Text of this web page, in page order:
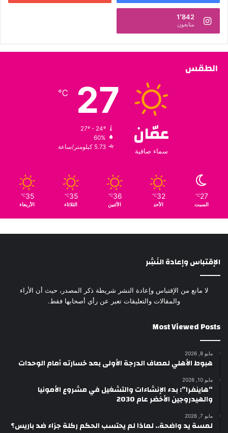
1٬842
متابعون
الطقس
عمّان
سماء صافية
27
℃
27º - 24º
60%
5.73 كيلومتر/ساعة
27
℃
السبت
32
℃
الأحد
36
℃
الأثنين
35
℃
الثلاثاء
35
℃
الأربعاء
الإقتباس وإعادة النَشِر
لا مانع من الإقتباس وإعادة النشر شريطة ذكر المصدر، حيث أن الأراء
والمقالات والتعليقات تعبر عن رأي أصحابها فقط.
Most Viewed Posts
مايو 8, 2026
هبوط الأهلي لمصاف الدرجة الأولى بعد خسارته أمام الوحدات
مايو 10, 2026
“هاينفرا”: بدء الإنشاءات والتشغيل في مشروع الأمونيا
والهيدروجين الأخضر عام 2030
مايو 7, 2026
لمسة يد واضحة.. لماذا لم يحتسب الحكم ركلة جزاء ضد باريس؟